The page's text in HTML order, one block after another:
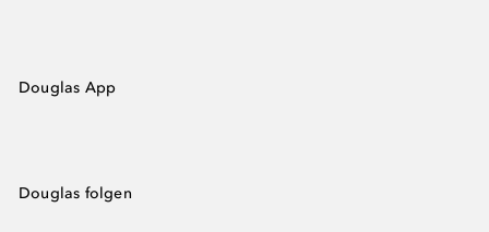
Douglas App
Douglas folgen